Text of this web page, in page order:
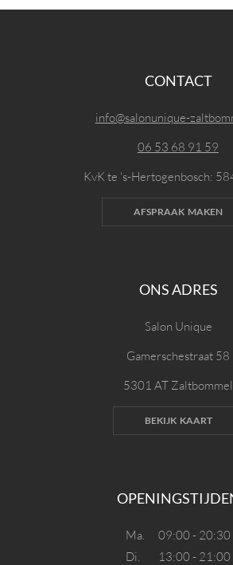
CONTACT
info@salonunique-
06 53 68 91 59
KvK te 's-Hertogenbosch:
AFSPRAAK MAKEN
ONS ADRES
Salon Unique
Gamerschestraat 58
5301 AT Zaltbommel
BEKIJK KAART
Ma.
09:00 - 20:30
Di.
13:00 - 21:00